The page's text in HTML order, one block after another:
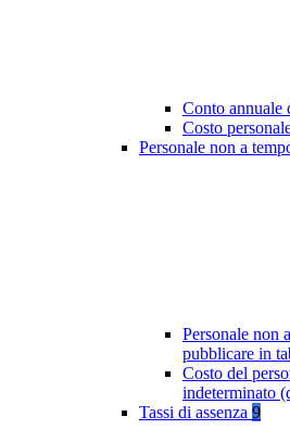
Conto annuale
Costo
Personale non a
Personale non
pubblicare in
Costo del
indeterminato
Tassi di assenza 9